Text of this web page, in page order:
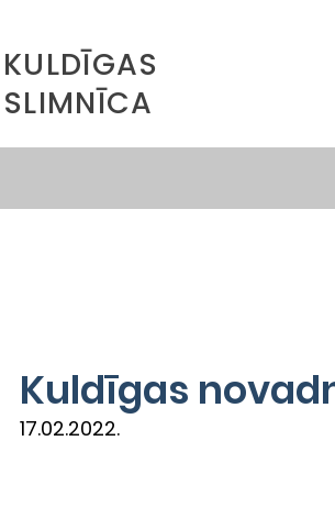
KULDĪGAS
SLIMNĪCA
Kuldīgas
17.02.2022.